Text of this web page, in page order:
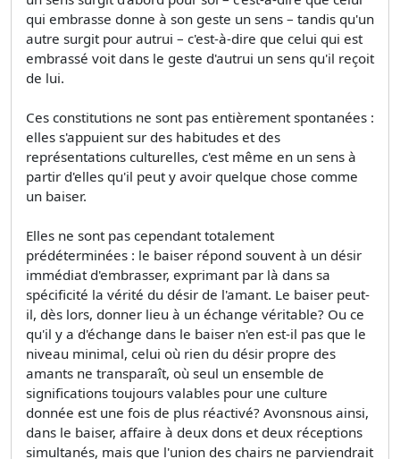
qui embrasse donne à son geste un sens – tandis qu'un
autre surgit pour autrui – c'est-à-dire que celui qui est
embrassé voit dans le geste d'autrui un sens qu'il reçoit
de lui.
Ces constitutions ne sont pas entièrement spontanées :
elles s'appuient sur des habitudes et des
représentations culturelles, c'est même en un sens à
partir d'elles qu'il peut y avoir quelque chose comme
un baiser.
Elles ne sont pas cependant totalement
prédéterminées : le baiser répond souvent à un désir
immédiat d'embrasser, exprimant par là dans sa
spécificité la vérité du désir de l'amant. Le baiser peut-
il, dès lors, donner lieu à un échange véritable? Ou ce
qu'il y a d'échange dans le baiser n'en est-il pas que le
niveau minimal, celui où rien du désir propre des
amants ne transparaît, où seul un ensemble de
significations toujours valables pour une culture
donnée est une fois de plus réactivé? Avonsnous ainsi,
dans le baiser, affaire à deux dons et deux réceptions
simultanés, mais que l'union des chairs ne parviendrait